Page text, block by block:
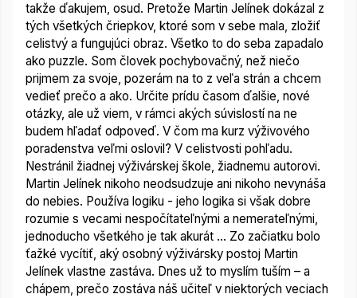
takže ďakujem, osud. Pretože Martin Jelínek dokázal z
tých všetkých čriepkov, ktoré som v sebe mala, zložiť
celistvý a fungujúci obraz. Všetko to do seba zapadalo
ako puzzle. Som človek pochybovačný, než niečo
prijmem za svoje, pozerám na to z veľa strán a chcem
vedieť prečo a ako. Určite prídu časom ďalšie, nové
otázky, ale už viem, v rámci akých súvislostí na ne
budem hľadať odpoveď. V čom ma kurz výživového
poradenstva veľmi oslovil? V celistvosti pohľadu.
Nestránil žiadnej výživárskej škole, žiadnemu autorovi.
Martin Jelínek nikoho neodsudzuje ani nikoho nevynáša
do nebies. Používa logiku - jeho logika si však dobre
rozumie s vecami nespočítateľnými a nemerateľnými,
jednoducho všetkého je tak akurát ... Zo začiatku bolo
ťažké vycítiť, aký osobný výživársky postoj Martin
Jelínek vlastne zastáva. Dnes už to myslím tuším – a
chápem, prečo zostáva náš učiteľ v niektorých veciach